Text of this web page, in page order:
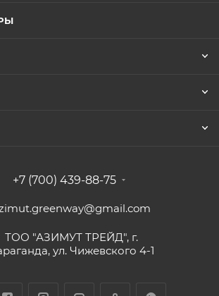
+7 (700) 439-88-75
ТОО "АЗИМУТ ТРЕЙД", г.
ул. Чижевского 4-1